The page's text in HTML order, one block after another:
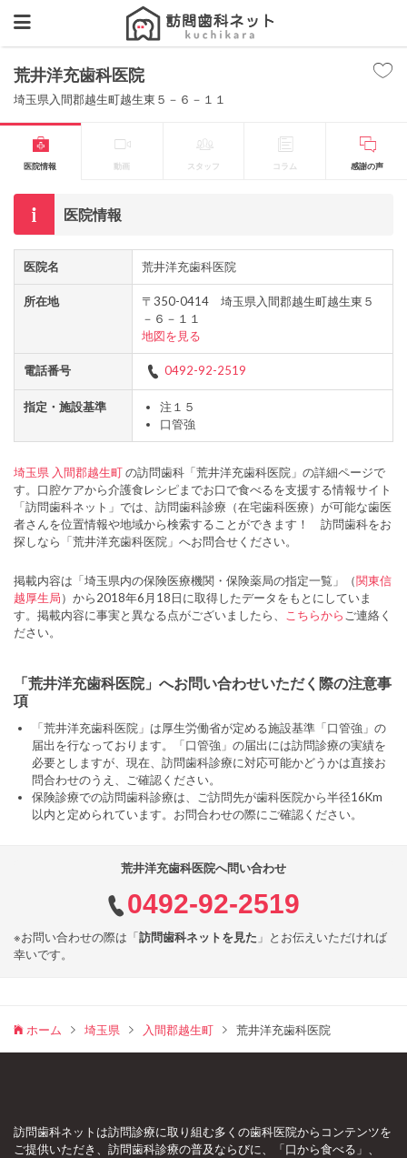
荒井洋充歯科医院
埼玉県入間郡越生町越生東５－６－１１
医院情報 動画 スタッフ コラム 感謝の声
医院情報
医院名 荒井洋充歯科医院
所在地
〒350-0414 埼玉県入間郡越生町越生東５
－６－１１
地図を見る
電話番号 0492-92-2519
指定・施設基準
注１５
口管強
埼玉県 入間郡越生町の訪問歯科「荒井洋充歯科医院」の詳細ページで
す。口腔ケアから介護食レシピまでお口で食べるを支援する情報サイト
「訪問歯科ネット」では、訪問歯科診療（在宅歯科医療）が可能な歯医
者さんを位置情報や地域から検索することができます！ 訪問歯科をお
探しなら「荒井洋充歯科医院」へお問合せください。
掲載内容は「埼玉県内の保険医療機関・保険薬局の指定一覧」（関東信
越厚生局）から2018年6月18日に取得したデータをもとにしていま
す。掲載内容に事実と異なる点がございましたら、
こちらから ご連絡く
ださい。
「荒井洋充歯科医院」へお問い合わせいただく際の注意事
項
「荒井洋充歯科医院」は厚生労働省が定める施設基準「口管強」の
届出を行なっております。「口管強」の届出には訪問診療の実績を
必要としますが、現在、訪問歯科診療に対応可能かどうかは直接お
問合わせのうえ、ご確認ください。
保険診療での訪問歯科診療は、ご訪問先が歯科医院から半径16Km
以内と定められています。お問合わせの際にご確認ください。
荒井洋充歯科医院へ問い合わせ
0492-92-2519
※お問い合わせの際は「訪問歯科ネットを見た 」とお伝えいただければ
幸いです。
ホーム 埼玉県 入間郡越生町 荒井洋充歯科医院
訪問歯科ネットは訪問診療に取り組む多くの歯科医院からコンテンツを
ご提供いただき、訪問歯科診療の普及ならびに、「口から食べる」、